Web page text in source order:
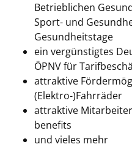
Betrieblichen
Sport- und
Gesundheitstage
ein vergünstigtes
ÖPNV für
attraktive
(Elektro-)Fahrräder
attraktive
benefits
und vieles mehr